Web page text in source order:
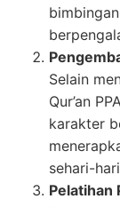
Selain
Qur’an
karakter
sehari-
Pelatihan